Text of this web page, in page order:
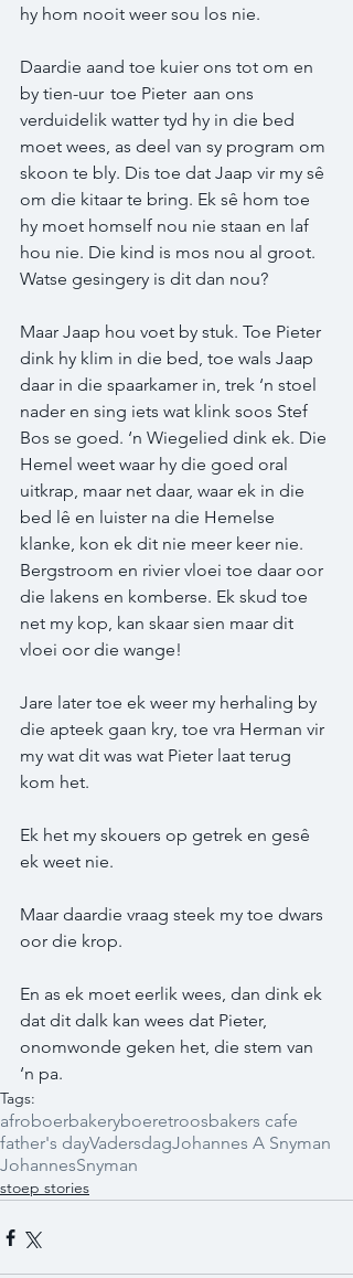
hy hom nooit weer sou los nie.
Daardie aand toe kuier ons tot om en
by tien-uur  toe Pieter  aan ons
verduidelik watter tyd hy in die bed
moet wees, as deel van sy program om
skoon te bly. Dis toe dat Jaap vir my sê
om die kitaar te bring. Ek sê hom toe
hy moet homself nou nie staan en laf
hou nie. Die kind is mos nou al groot.
Watse gesingery is dit dan nou?
Maar Jaap hou voet by stuk. Toe Pieter
dink hy klim in die bed, toe wals Jaap
daar in die spaarkamer in, trek ‘n stoel
nader en sing iets wat klink soos Stef
Bos se goed. ‘n Wiegelied dink ek. Die
Hemel weet waar hy die goed oral
uitkrap, maar net daar, waar ek in die
bed lê en luister na die Hemelse
klanke, kon ek dit nie meer keer nie.
Bergstroom en rivier vloei toe daar oor
die lakens en komberse. Ek skud toe
net my kop, kan skaar sien maar dit
vloei oor die wange!
Jare later toe ek weer my herhaling by
die apteek gaan kry, toe vra Herman vir
my wat dit was wat Pieter laat terug
kom het.
Ek het my skouers op getrek en gesê
ek weet nie.
Maar daardie vraag steek my toe dwars
oor die krop.
En as ek moet eerlik wees, dan dink ek
dat dit dalk kan wees dat Pieter,
onomwonde geken het, die stem van
‘n pa.
Tags:
afroboerbakeryboeretroosbakers cafe
father's dayVadersdagJohannes A Snyman
JohannesSnyman
stoep stories